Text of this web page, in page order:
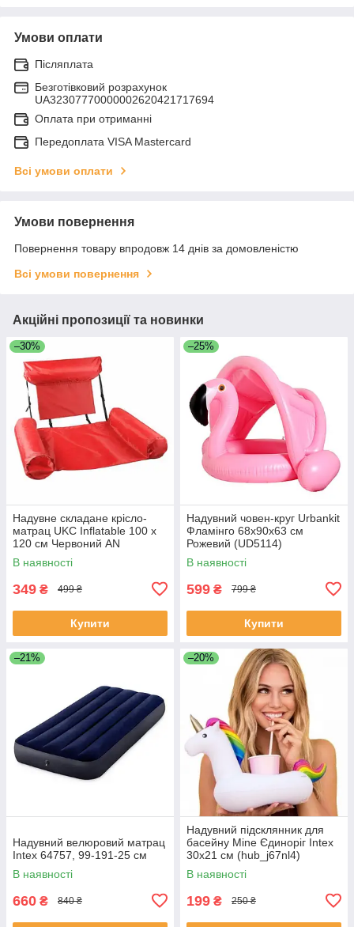
Умови оплати
Післяплата
Безготівковий розрахунок
UA32307770000002620421717694
Оплата при отриманні
Передоплата VISA Mastercard
Всі умови оплати
Умови повернення
Повернення товару впродовж 14 днів за домовленістю
Всі умови повернення
Акційні пропозиції та новинки
–30%
Надувне складане крісло-
матрац UKC Inflatable 100 х
120 см Червоний AN
30423843/1
В наявності
349 ₴ 499 ₴
Купити
–25%
Надувний човен-круг Urbankit
Фламінго 68x90x63 см
Рожевий (UD5114)
В наявності
599 ₴ 799 ₴
Купити
–21%
Надувний велюровий матрац
Intex 64757, 99-191-25 см
В наявності
660 ₴ 840 ₴
–20%
Надувний підсклянник для
басейну Mine Єдиноріг Intex
30х21 см (hub_j67nl4)
В наявності
199 ₴ 250 ₴